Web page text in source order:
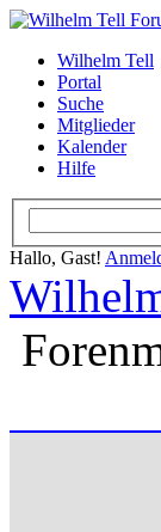
Wilhelm Tell
Portal
Suche
Mitglieder
Kalender
Hilfe
Hallo, Gast!